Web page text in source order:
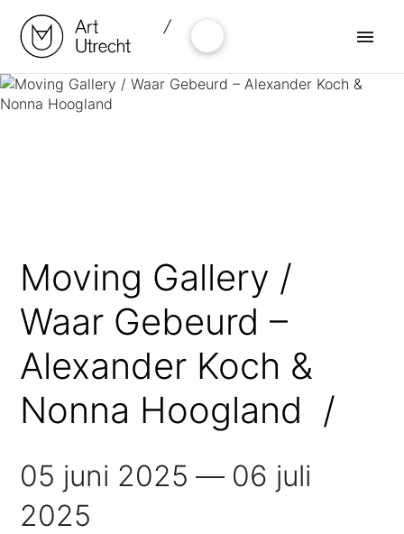
inhoud
springen
Moving Gallery /
Waar Gebeurd –
Alexander Koch &
Nonna Hoogland
05 juni 2025
06 juli
2025